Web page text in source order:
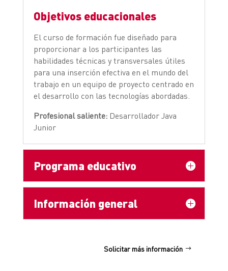
Objetivos educacionales
El curso de formación fue diseñado para
proporcionar a los participantes las
habilidades técnicas y transversales útiles
para una inserción efectiva en el mundo del
trabajo en un equipo de proyecto centrado en
el desarrollo con las tecnologías abordadas.
Profesional saliente:Desarrollador Java
Junior
Programa educativo
Información general
Solicitar más información